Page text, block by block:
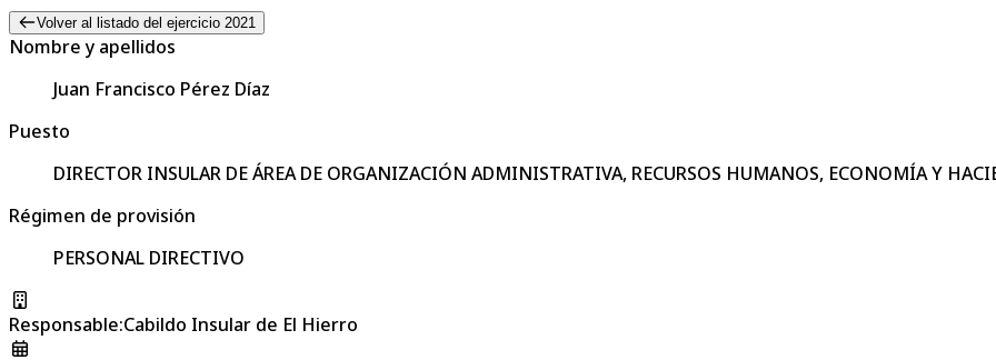
Volver al listado del ejercicio 2021
Nombre y apellidos
Juan Francisco Pérez Díaz
Puesto
DIRECTOR INSULAR DE ÁREA DE ORGANIZACIÓN ADMINISTRATIVA, RECURSOS HUMANOS, ECONOMÍA Y
Régimen de provisión
PERSONAL DIRECTIVO
Responsable:Cabildo Insular de El Hierro